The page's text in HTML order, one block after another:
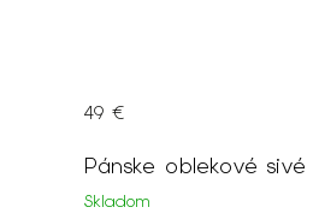
Pánske oblekové sivé
Skladom
49 €